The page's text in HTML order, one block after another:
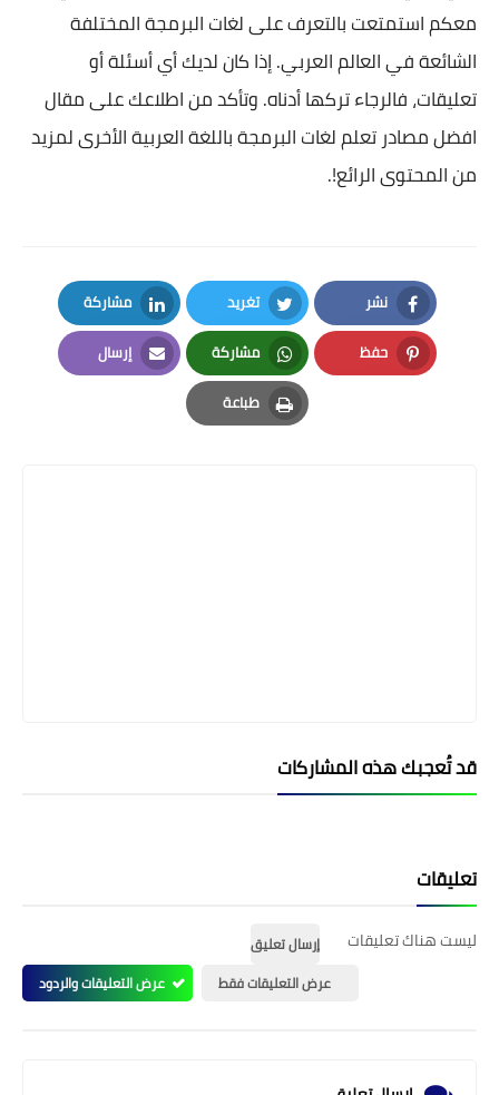
معكم استمتعت بالتعرف على لغات البرمجة المختلفة
الشائعة في العالم العربي. إذا كان لديك أي أسئلة أو
تعليقات، فالرجاء تركها أدناه. وتأكد من اطلاعك على مقال
افضلمصادر تعلم لغات البرمجة باللغة العربيةالأخرى لمزيد
من المحتوى الرائع!.
نشر
Facebook
تغريد
Twitter
مشاركة
LinkedIn
حفظ
Pinterest
مشاركة
Whatsapp
إرسال
Email
طباعة
Print
قد تُعجبك هذه المشاركات
تعليقات
ليست هناك تعليقات
إرسال تعليق
عرض التعليقات فقط
عرض التعليقات والردود